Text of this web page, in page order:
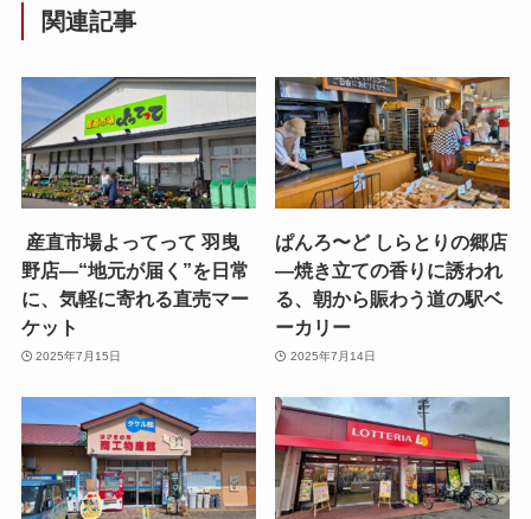
関連記事
産直市場よってって 羽曳
野店—“地元が届く”を日常
に、気軽に寄れる直売マー
ケット
2025年7月15日
ぱんろ〜ど しらとりの郷店
—焼き立ての香りに誘われ
る、朝から賑わう道の駅ベ
ーカリー
2025年7月14日